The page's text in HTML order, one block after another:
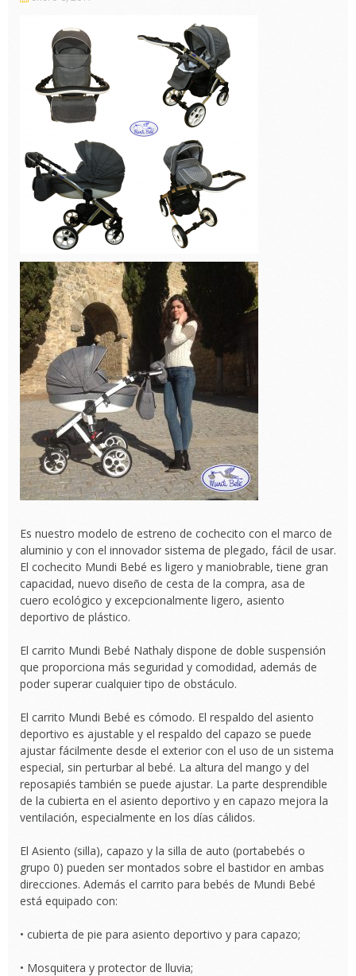
Es nuestro modelo de estreno de cochecito con el marco de
aluminio y con el innovador sistema de plegado, fácil de usar.
El cochecito Mundi Bebé es ligero y maniobrable, tiene gran
capacidad, nuevo diseño de cesta de la compra, asa de
cuero ecológico y excepcionalmente ligero, asiento
deportivo de plástico.
El carrito Mundi Bebé Nathaly dispone de doble suspensión
que proporciona más seguridad y comodidad, además de
poder superar cualquier tipo de obstáculo.
El carrito Mundi Bebé es cómodo. El respaldo del asiento
deportivo es ajustable y el respaldo del capazo se puede
ajustar fácilmente desde el exterior con el uso de un sistema
especial, sin perturbar al bebé. La altura del mango y del
reposapiés también se puede ajustar. La parte desprendible
de la cubierta en el asiento deportivo y en capazo mejora la
ventilación, especialmente en los días cálidos.
El Asiento (silla), capazo y la silla de auto (portabebés o
grupo 0) pueden ser montados sobre el bastidor en ambas
direcciones. Además el carrito para bebés de Mundi Bebé
está equipado con:
• cubierta de pie para asiento deportivo y para capazo;
• Mosquitera y protector de lluvia;